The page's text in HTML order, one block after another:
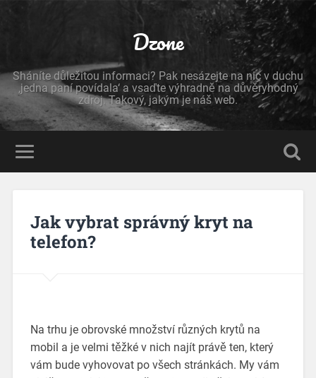
Dzone
Sháníte důležitou informaci? Pak nesázejte na nic v duchu
‚jedna paní povídala‘ a vsaďte výhradně na důvěryhodný
zdroj. Takový, jakým je náš web.
Jak vybrat správný kryt na
telefon?
Na trhu je obrovské množství různých krytů na
mobil a je velmi těžké v nich najít právě ten, který
vám bude vyhovovat po všech stránkách. My vám